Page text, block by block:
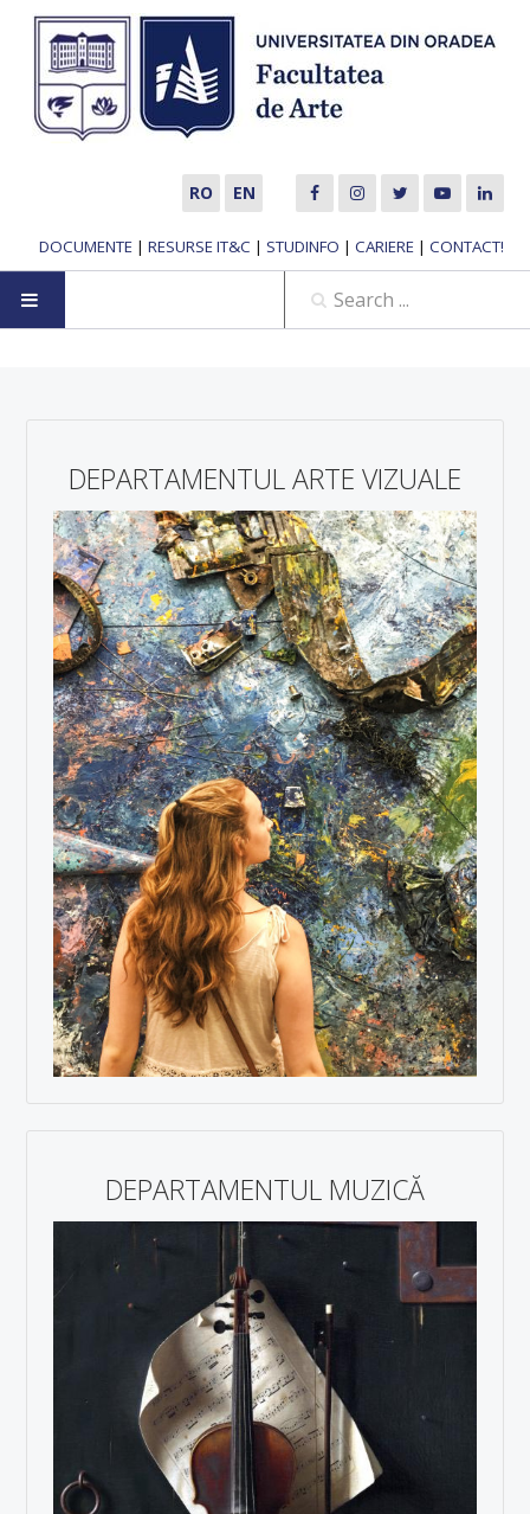
RO EN
DOCUMENTE | RESURSE IT&C | STUDINFO | CARIERE | CONTACT!
ABOUT US
MUSIC DEPARTMENT
VISUAL ARTS DEPARTMENT
ERASMUS
DEPARTAMENTUL ARTE VIZUALE
DEPARTAMENTUL MUZICĂ